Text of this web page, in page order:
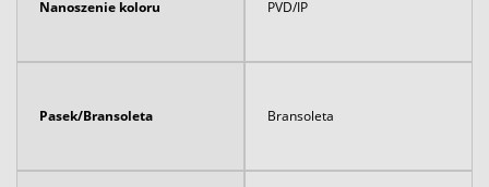
Nanoszenie koloru PVD/IP
Pasek/Bransoleta Bransoleta